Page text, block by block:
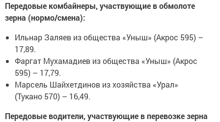
Передовые комбайнеры, участвующие в обмолоте
зерна (нормо/смена):
Ильнар Заляев из общества «Уныш» (Акрос 595) –
17,89.
Фаргат Мухамадиев из общества «Уныш» (Акрос
595) – 17,79.
Марсель Шайхетдинов из хозяйства «Урал»
(Тукано 570) – 16,49.
Передовые водители, участвующие в перевозке зерна